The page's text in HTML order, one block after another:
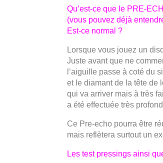
Qu’est-ce que le PRE-
(vous pouvez déjà
Est-ce normal ?
Lorsque vous jouez un
Juste avant que ne
l’aiguille passe à coté du
et le diamant de la tête de
qui va arriver mais à très
a été effectuée très
Ce Pre-echo pourra être
mais reflètera surtout un
Les test pressings ainsi